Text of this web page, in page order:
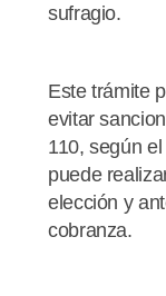
sufragio.
Este trámite
evitar
110, según
puede
elección y
cobranza.